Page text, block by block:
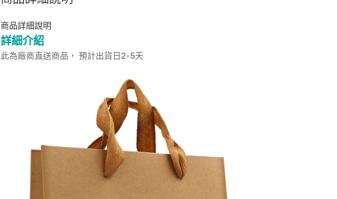
商品詳細說明
詳細介紹
此為廠商直送商品， 預計出貨日2-5天